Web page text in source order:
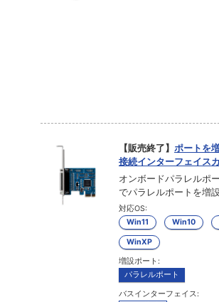
【販売終了】 ポートを
接続インターフェイス
オンボードパラレルポ
でパラレルポートを増
対応OS:
Win11
Win10
WinXP
増設ポート:
パラレルポート
バスインターフェイス: